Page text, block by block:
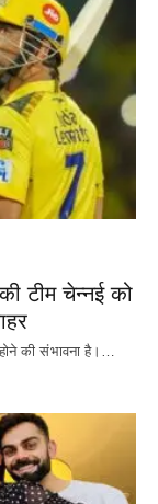
टीम चेन्नई को
की संभावना है।…